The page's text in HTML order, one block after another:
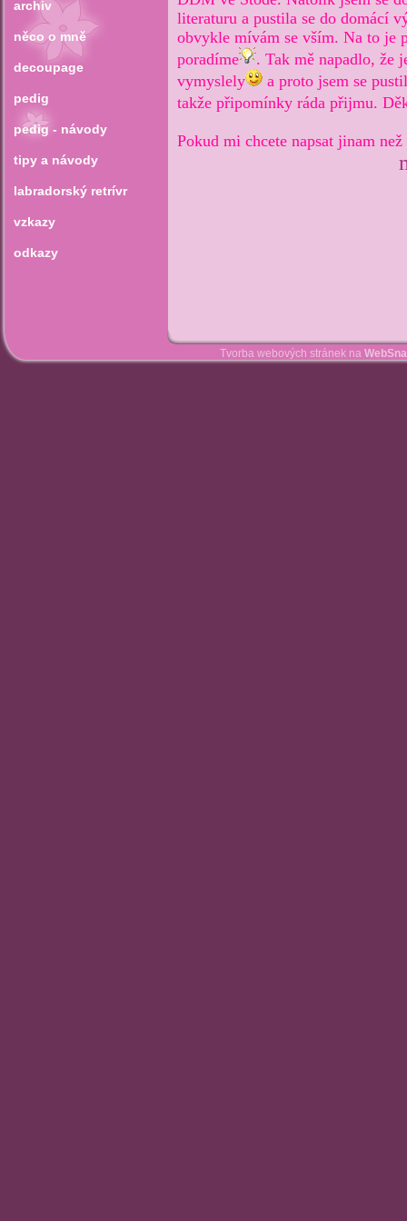
archiv
něco o mně
decoupage
pedig
pedig - návody
tipy a návody
labradorský retrívr
vzkazy
odkazy
literaturu a pustila se do domácí
obvykle mívám se vším. Na to je
poradíme
. Tak mě napadlo, že
vymyslely
a proto jsem se
takže připomínky ráda přijmu.
Pokud mi chcete napsat jinam
Tvorba webových stránek na